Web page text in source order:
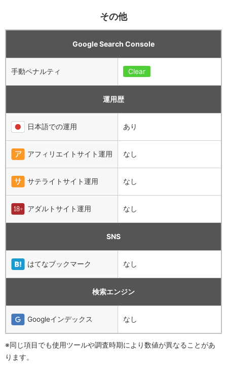
その他
Google Search Console
手動ペナルティ Clear
運用歴
日本語での運用 あり
アフィリエイトサイト運用 なし
サテライトサイト運用 なし
アダルトサイト運用 なし
SNS
はてなブックマーク なし
検索エンジン
Googleインデックス なし
※同じ項目でも使用ツールや調査時期により数値が異なることがあ
ります。